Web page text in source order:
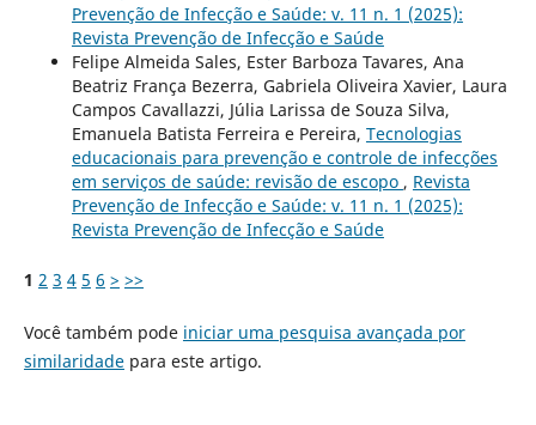
Prevenção de Infecção e Saúde: v. 11 n. 1 (2025):
Revista Prevenção de Infecção e Saúde
Felipe Almeida Sales, Ester Barboza Tavares, Ana
Beatriz França Bezerra, Gabriela Oliveira Xavier, Laura
Campos Cavallazzi, Júlia Larissa de Souza Silva,
Emanuela Batista Ferreira e Pereira, Tecnologias
educacionais para prevenção e controle de infecções
em serviços de saúde: revisão de escopo , Revista
Prevenção de Infecção e Saúde: v. 11 n. 1 (2025):
Revista Prevenção de Infecção e Saúde
1 2 3 4 5 6 > >>
Você também pode iniciar uma pesquisa avançada por
similaridadepara este artigo.